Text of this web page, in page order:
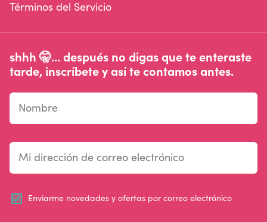
Términos del Servicio
shhh 🤫... después no digas que te enteraste
tarde, inscríbete y así te contamos antes.
Enviarme novedades y ofertas por correo electrónico